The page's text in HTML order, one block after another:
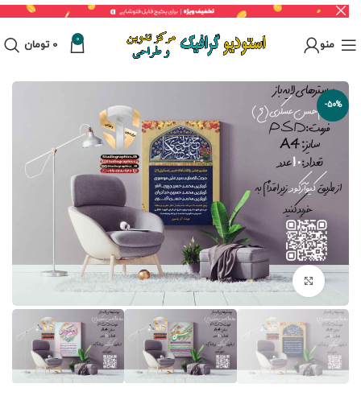
منو 0
0 تومان
-50%
برای بزرگنمایی کلیک کنید